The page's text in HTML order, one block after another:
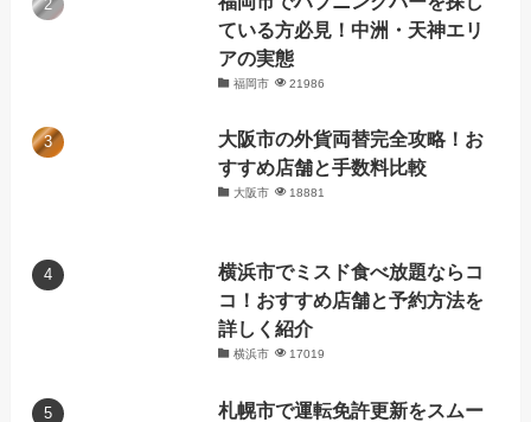
ている方必見！中洲・天神エリ
アの実態
福岡市 21986
大阪市の外貨両替完全攻略！お
すすめ店舗と手数料比較
大阪市 18881
横浜市でミスド食べ放題ならコ
コ！おすすめ店舗と予約方法を
詳しく紹介
横浜市 17019
札幌市で運転免許更新をスムー